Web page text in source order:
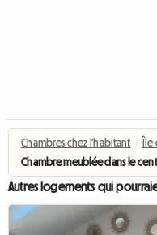
Chambres chez l'habitant ›
Chambre meublée dans le
Autres logements qui